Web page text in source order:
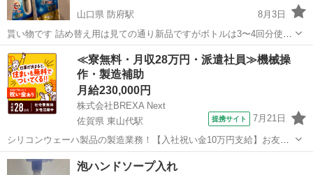
山口県 防府駅
8月3日
貰い物です 詰め替え用は見ての通り新品ですがボトルは3〜4回分使い
ました。 自分にはアタックの匂いが合いませんでした 神経質な方はご
遠慮願います
山口 防府市 防府駅 洗濯用品 貰い物
≪寮無料・月収28万円・派遣社員≫機械操
作・製造補助
月給230,000円
株式会社BREXA Next
佐賀県 東山代駅
提携サイト 7月21日
シリコンウェーハ製品の製造業務！【入社祝い金10万円支給】お友達
やカップルとの応募OK◎年間休日129日＆休出なしでプライベート充
実♪業務はクリーンルームで快適作業◎自社正社員登用制度あり★1食
佐賀 伊万里市 東山代駅 その他
泡ハンドソープ入れ